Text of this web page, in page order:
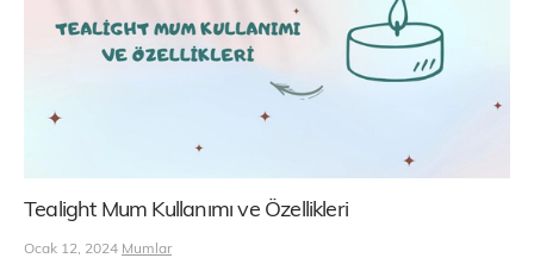
Tealight Mum Kullanımı ve Özellikleri
Ocak 12, 2024 Mumlar